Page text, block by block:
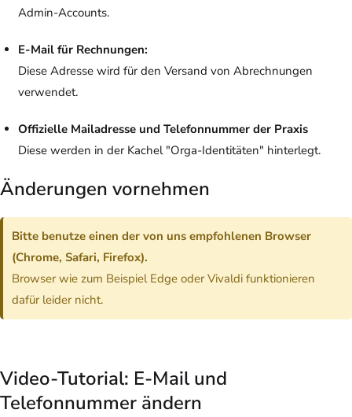
Admin-Accounts.
E-Mail für Rechnungen:
Diese Adresse wird für den Versand von Abrechnungen
verwendet.
Offizielle Mailadresse und Telefonnummer der Praxis
Diese werden in der Kachel "Orga-Identitäten" hinterlegt.
Änderungen vornehmen
Bitte benutze einen der von uns empfohlenen Browser
(Chrome, Safari, Firefox).
Browser wie zum Beispiel Edge oder Vivaldi funktionieren
dafür leider nicht.
Video-Tutorial: E-Mail und
Telefonnummer ändern